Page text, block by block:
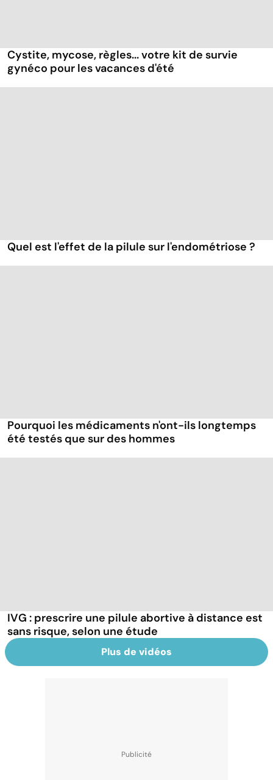
Cystite, mycose, règles... votre kit de survie
gynéco pour les vacances d'été
Quel est l'effet de la pilule sur l'endométriose ?
Pourquoi les médicaments n'ont-ils longtemps
été testés que sur des hommes
IVG : prescrire une pilule abortive à distance est
sans risque, selon une étude
Plus de vidéos